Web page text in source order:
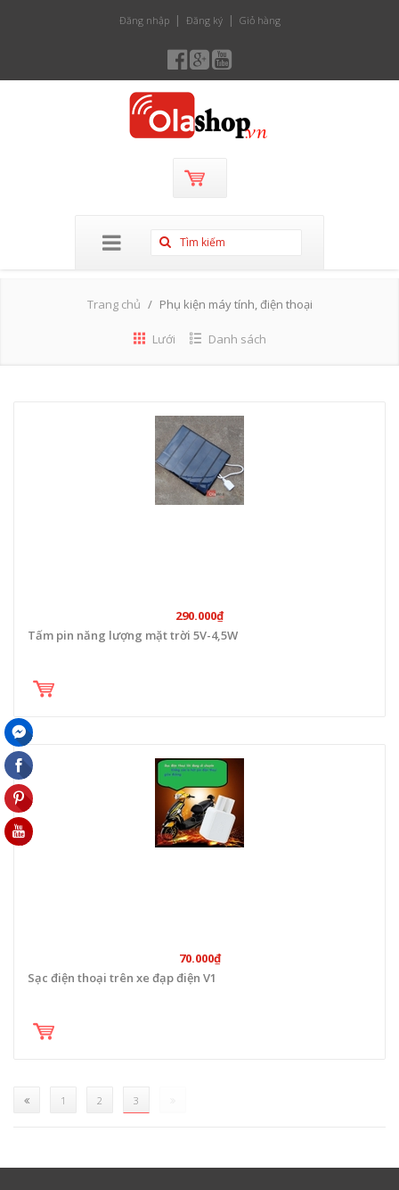
Đăng nhập Đăng ký Giỏ hàng
Trang chủ Phụ kiện máy tính, điện thoại
Lưới Danh sách
290.000₫
Tấm pin năng lượng mặt trời 5V-4,5W
70.000₫
Sạc điện thoại trên xe đạp điện V1
1 2 3